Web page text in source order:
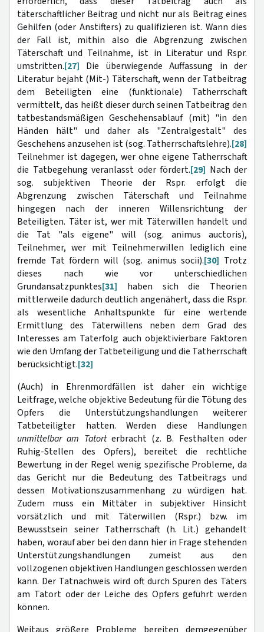
täterschaftlicher Beitrag und nicht nur als Beitrag eines
Gehilfen (oder Anstifters) zu qualifizieren ist. Wann dies
der Fall ist, mithin also die Abgrenzung zwischen
Täterschaft und Teilnahme, ist in Literatur und Rspr.
umstritten.[27] Die überwiegende Auffassung in der
Literatur bejaht (Mit-) Täterschaft, wenn der Tatbeitrag
dem Beteiligten eine (funktionale) Tatherrschaft
vermittelt, das heißt dieser durch seinen Tatbeitrag den
tatbestandsmäßigen Geschehensablauf (mit) "in den
Händen hält" und daher als "Zentralgestalt" des
Geschehens anzusehen ist (sog. Tatherrschaftslehre).[28]
Teilnehmer ist dagegen, wer ohne eigene Tatherrschaft
die Tatbegehung veranlasst oder fördert.[29] Nach der
sog. subjektiven Theorie der Rspr. erfolgt die
Abgrenzung zwischen Täterschaft und Teilnahme
hingegen nach der inneren Willensrichtung der
Beteiligten. Täter ist, wer mit Täterwillen handelt und
die Tat "als eigene" will (sog. animus auctoris),
Teilnehmer, wer mit Teilnehmerwillen lediglich eine
fremde Tat fördern will (sog. animus socii).[30] Trotz
dieses nach wie vor unterschiedlichen
Grundansatzpunktes[31] haben sich die Theorien
mittlerweile dadurch deutlich angenähert, dass die Rspr.
als wesentliche Anhaltspunkte für eine wertende
Ermittlung des Täterwillens neben dem Grad des
Interesses am Taterfolg auch objektivierbare Faktoren
wie den Umfang der Tatbeteiligung und die Tatherrschaft
berücksichtigt.[32]
(Auch) in Ehrenmordfällen ist daher ein wichtige
Leitfrage, welche objektive Bedeutung für die Tötung des
Opfers die Unterstützungshandlungen weiterer
Tatbeteiligter hatten. Werden diese Handlungen
unmittelbar am Tatorterbracht (z. B. Festhalten oder
Ruhig-Stellen des Opfers), bereitet die rechtliche
Bewertung in der Regel wenig spezifische Probleme, da
das Gericht nur die Bedeutung des Tatbeitrags und
dessen Motivationszusammenhang zu würdigen hat.
Zudem muss ein Mittäter in subjektiver Hinsicht
vorsätzlich und mit Täterwillen (Rspr.) bzw. im
Bewusstsein seiner Tatherrschaft (h. Lit.) gehandelt
haben, worauf aber bei den dann hier in Frage stehenden
Unterstützungshandlungen zumeist aus den
vollzogenen objektiven Handlungen geschlossen werden
kann. Der Tatnachweis wird oft durch Spuren des Täters
am Tatort oder der Leiche des Opfers geführt werden
können.